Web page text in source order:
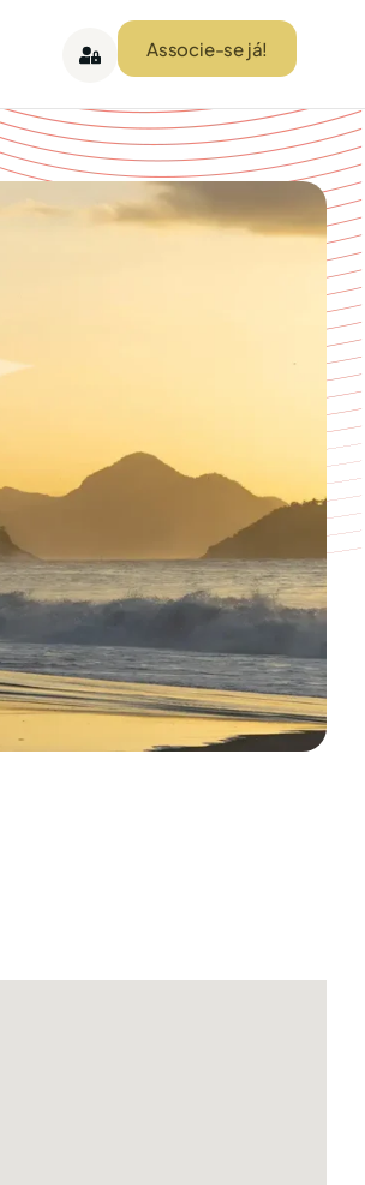
Associe-se já!